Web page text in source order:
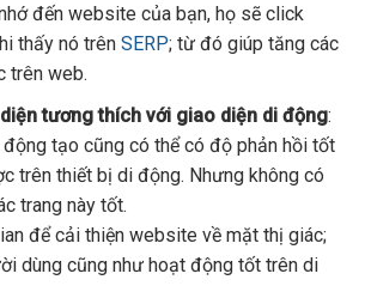
đến website của bạn, họ sẽ click
thấy nó trên SERP; từ đó giúp tăng các
trên web.
tương thích với giao diện di động:
tạo cũng có thể có độ phản hồi tốt
trên thiết bị di động. Nhưng không có
trang này tốt.
để cải thiện website về mặt thị giác;
dùng cũng như hoạt động tốt trên di